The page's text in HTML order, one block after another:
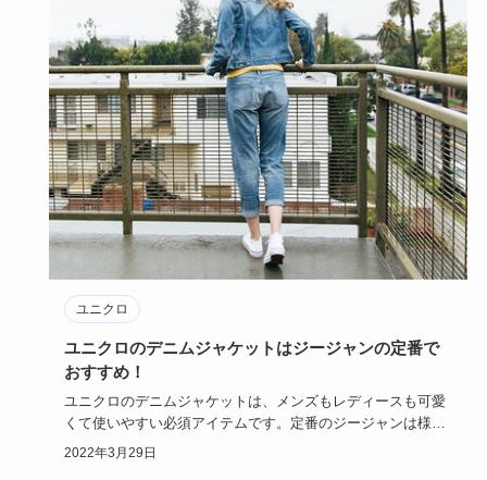
ユニクロ
ユニクロのデニムジャケットはジージャンの定番で
おすすめ！
ユニクロのデニムジャケットは、メンズもレディースも可愛
くて使いやすい必須アイテムです。定番のジージャンは様々
なシーンやアイ…
2022年3月29日